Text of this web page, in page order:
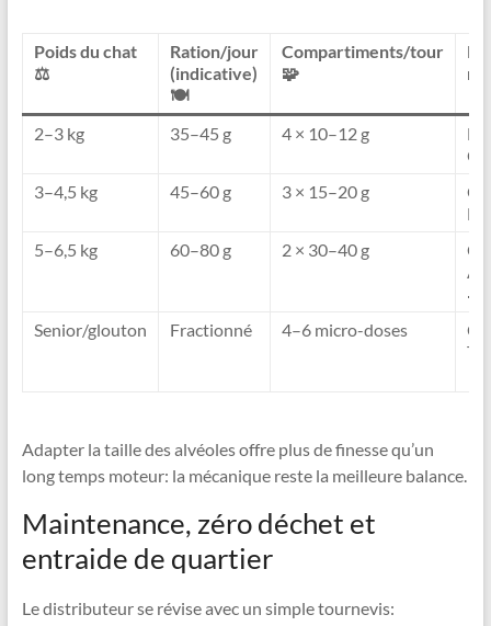
Poids du chat
⚖️
Ration/jour
(indicative)
🍽️
Compartiments/tour
🧩
2–3 kg 35–45 g 4 × 10–12 g
3–4,5 kg
45–60 g 3 × 15–20 g
5–6,5 kg
60–80 g 2 × 30–40 g
💪
Senior/glouton
Fractionné 4–6 micro-doses
Adapter la taille des alvéoles offre plus de finesse qu’un
long temps moteur: la mécanique reste la meilleure balance.
Maintenance, zéro déchet et
entraide de quartier
Le distributeur se révise avec un simple tournevis: